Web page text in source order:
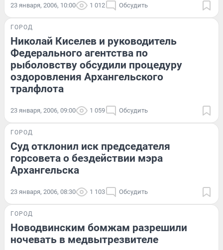
23 января, 2006, 10:00 1 012 Обсудить
ГОРОД
Николай Киселев и руководитель
Федерального агентства по
рыболовству обсудили процедуру
оздоровления Архангельского
тралфлота
23 января, 2006, 09:00 1 059 Обсудить
ГОРОД
Суд отклонил иск председателя
горсовета о бездействии мэра
Архангельска
23 января, 2006, 08:30 1 103 Обсудить
ГОРОД
Новодвинским бомжам разрешили
ночевать в медвытрезвителе